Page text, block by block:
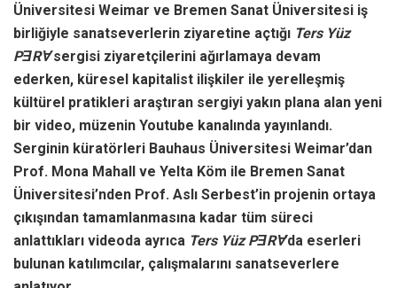
Üniversitesi Weimar ve Bremen Sanat Üniversitesi iş
birliğiyle sanatseverlerin ziyaretine açtığı Ters Yüz
PƎRⱯsergisi ziyaretçilerini ağırlamaya devam
ederken, küresel kapitalist ilişkiler ile yerelleşmiş
kültürel pratikleri araştıran sergiyi yakın plana alan yeni
bir video, müzenin Youtube kanalında yayınlandı.
Serginin küratörleri Bauhaus Üniversitesi Weimar’dan
Prof. Mona Mahall ve Yelta Köm ile Bremen Sanat
Üniversitesi’nden Prof. Aslı Serbest’in projenin ortaya
çıkışından tamamlanmasına kadar tüm süreci
anlattıkları videoda ayrıca Ters Yüz PƎRⱯ’da eserleri
bulunan katılımcılar, çalışmalarını sanatseverlere